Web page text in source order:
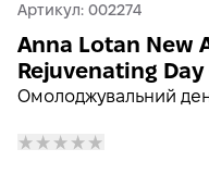
Артикул: 002274
Омолоджувальний
Anna Lotan New
Rejuvenating Day